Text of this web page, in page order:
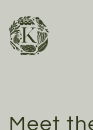
Skip to main
Meet